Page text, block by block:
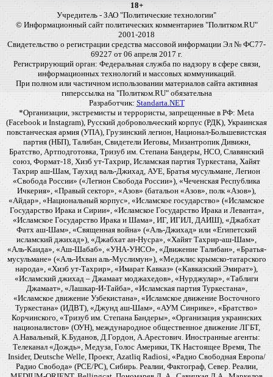
18+
Учредитель - ЗАО "Политические технологии"
© Информационный сайт политических комментариев "Политком.RU"
2001-2018
Свидетельство о регистрации средства массовой информации Эл № ФС77-
69227 от 06 апреля 2017 г.
Регистрирующий орган: Федеральная служба по надзору в сфере связи,
информационных технологий и массовых коммуникаций.
При полном или частичном использовании материалов сайта активная
гиперссылка на "Политком.RU" обязательна
Разработчик: Standarta.NET
*Организации, экстремисты и террористы, запрещенные в РФ: Meta
(Facebook и Instagram), Русский добровольческий корпус (РДК), Украинская
повстанческая армия (УПА), Грузинский легион, Национал-Большевистская
партия (НБП), Талибан, Свидетели Иеговы, Мизантропик Дивижн,
Братство, Артподготовка, Тризуб им. Степана Бандеры, НСО, Славянский
союз, Формат-18, Хизб ут-Тахрир, Исламская партия Туркестана, Хайят
Тахрир аш-Шам, Таухид валь-Джихад, АУЕ, Братья мусульмане, Легион
«Свобода России» («Легион Свобода России»), «Чеченская Республика
Ичкерия», «Правый сектор», «Азов» (батальон «Азов», полк «Азов»),
«Айдар», «Национальный корпус», «Исламское государство» («Исламское
Государство Ирака и Сирии», «Исламское Государство Ирака и Леванта»,
«Исламское Государство Ирака и Шама», ИГ, ИГИЛ, ДАИШ), «Джабхат
Фатх аш-Шам», «Священная война» («Аль-Джихад» или «Египетский
исламский джихад»), «Джабхат ан-Нусра», «Хайят Тахрир-аш-Шам»,
«Аль-Каида», «Аш-Шабаб», «УНА-УНСО», «Движение Талибан», «Братья-
мусульмане» («Аль-Ихван аль-Муслимун»), «Меджлис крымско-татарского
народа», «Хизб ут-Тахрир», «Имарат Кавказ» («Кавказский Эмират»),
«Исламский джихад – Джамаат моджахедов», «Нурджулар», «Таблиги
Джамаат», «Лашкар-И-Тайба», «Исламская партия Туркестана»,
«Исламское движение Узбекистана», «Исламское движение Восточного
Туркестана» (ИДВТ), «Джунд аш-Шам», «АУМ Синрике», «Братство»
Корчинского, «Тризуб им. Степана Бандеры», «Организация украинских
националистов» (ОУН), международное общественное движение ЛГБТ,
А.Навальный, К.Буданов, Д.Гордон, А.Арестович. Иностранные агенты:
Телеканал «Дождь», Медуза, Голос Америки, ТК Настоящее Время, The
Insider, Deutsche Welle, Проект, Azatliq Radiosi, «Радио Свободная Европа/
Радио Свобода» (PCE/PC), Сибирь. Реалии, Фактограф, Север. Реалии,